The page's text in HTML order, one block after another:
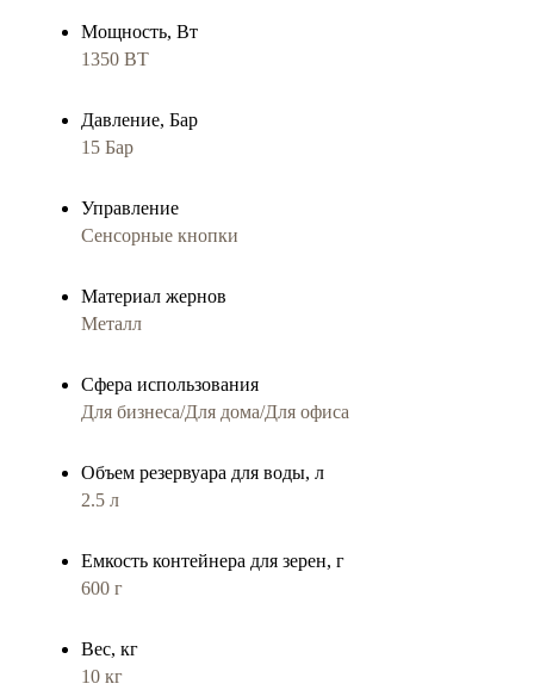
Мощность, Вт
1350 ВТ
Давление, Бар
15 Бар
Управление
Сенсорные кнопки
Материал жернов
Металл
Сфера использования
Для бизнеса/Для дома/Для офиса
Объем резервуара для воды, л
2.5 л
Емкость контейнера для зерен, г
600 г
Вес, кг
10 кг